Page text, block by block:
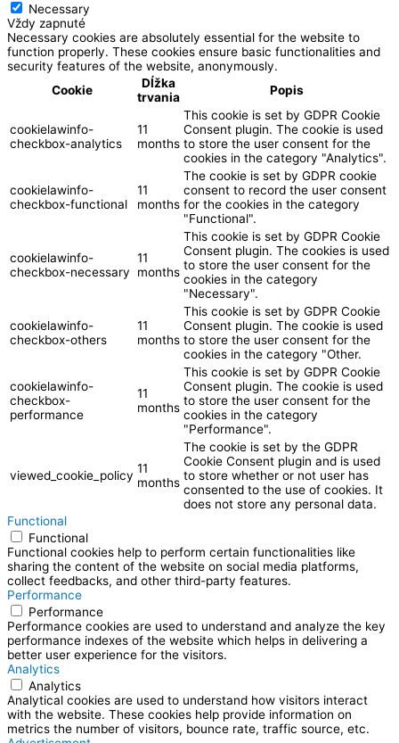
Necessary
Vždy zapnuté
Necessary cookies are absolutely essential for the website to
function properly. These cookies ensure basic functionalities and
security features of the website, anonymously.
Cookie
Dĺžka
trvania
Popis
cookielawinfo-
checkbox-analytics
11
months
This cookie is set by GDPR Cookie
Consent plugin. The cookie is used
to store the user consent for the
cookies in the category "Analytics".
cookielawinfo-
checkbox-functional
11
months
The cookie is set by GDPR cookie
consent to record the user consent
for the cookies in the category
"Functional".
cookielawinfo-
checkbox-necessary
11
months
This cookie is set by GDPR Cookie
Consent plugin. The cookies is used
to store the user consent for the
cookies in the category
"Necessary".
cookielawinfo-
checkbox-others
11
months
This cookie is set by GDPR Cookie
Consent plugin. The cookie is used
to store the user consent for the
cookies in the category "Other.
cookielawinfo-
checkbox-
performance
11
months
This cookie is set by GDPR Cookie
Consent plugin. The cookie is used
to store the user consent for the
cookies in the category
"Performance".
viewed_cookie_policy 11
months
The cookie is set by the GDPR
Cookie Consent plugin and is used
to store whether or not user has
consented to the use of cookies. It
does not store any personal data.
Functional
Functional
Functional cookies help to perform certain functionalities like
sharing the content of the website on social media platforms,
collect feedbacks, and other third-party features.
Performance
Performance
Performance cookies are used to understand and analyze the key
performance indexes of the website which helps in delivering a
better user experience for the visitors.
Analytics
Analytics
Analytical cookies are used to understand how visitors interact
with the website. These cookies help provide information on
metrics the number of visitors, bounce rate, traffic source, etc.